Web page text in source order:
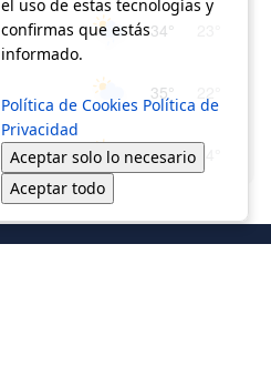
34°
35°
35°
36° 24°
el uso de estas tecnologías y
confirmas que estás
informado.
Política de Cookies Política de
Privacidad
Aceptar solo lo necesario
Aceptar todo